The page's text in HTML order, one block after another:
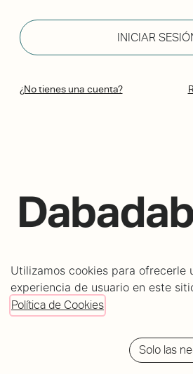
INICIAR
¿No tienes una cuenta?
20012 Donostia - San
/Política de
Utilizamos cookies para ofrecerle
experiencia de usuario en este
Política de Cookies
Solo las